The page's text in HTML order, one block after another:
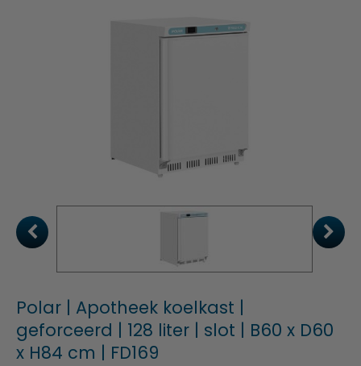
Polar | Apotheek koelkast |
geforceerd | 128 liter | slot | B60 x D60
x H84 cm | FD169